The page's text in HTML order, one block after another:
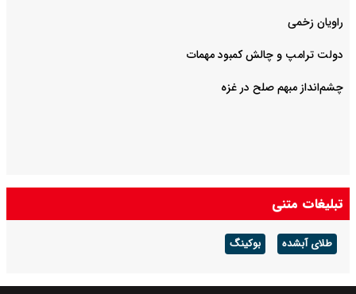
راویان زخمی
دولت ترامپ و چالش کمبود مهمات
چشم‌انداز مبهم صلح در غزه
تبلیغات متنی
طلای آبشده بوکینگ